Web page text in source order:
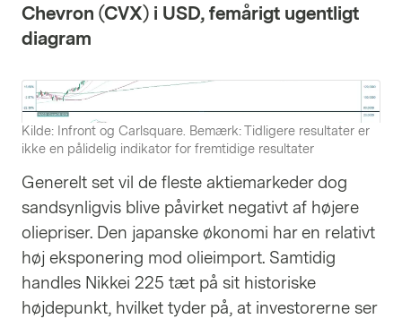
Chevron (CVX) i USD, femårigt ugentligt
diagram
Kilde: Infront og Carlsquare. Bemærk: Tidligere resultater er
ikke en pålidelig indikator for fremtidige resultater
Generelt set vil de fleste aktiemarkeder dog
sandsynligvis blive påvirket negativt af højere
oliepriser. Den japanske økonomi har en relativt
høj eksponering mod olieimport. Samtidig
handles Nikkei 225 tæt på sit historiske
højdepunkt, hvilket tyder på, at investorerne ser